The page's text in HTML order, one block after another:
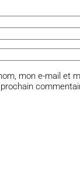
mon e-mail et